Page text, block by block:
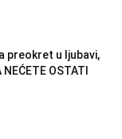
preokret u ljubavi,
OSTATI